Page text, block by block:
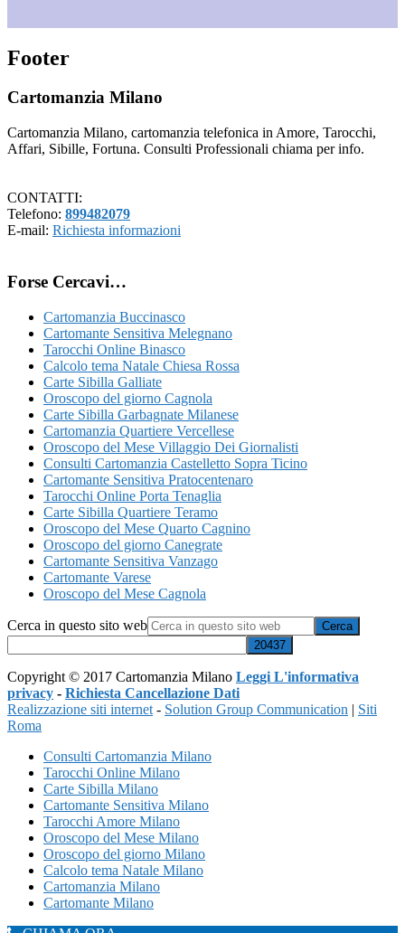
Footer
Cartomanzia Milano
Cartomanzia Milano, cartomanzia telefonica in Amore, Tarocchi,
Affari, Sibille, Fortuna. Consulti Professionali chiama per info.
CONTATTI:
Telefono: 899482079
E-mail: Richiesta informazioni
Forse Cercavi…
Cartomanzia Buccinasco
Cartomante Sensitiva Melegnano
Tarocchi Online Binasco
Calcolo tema Natale Chiesa Rossa
Carte Sibilla Galliate
Oroscopo del giorno Cagnola
Carte Sibilla Garbagnate Milanese
Cartomanzia Quartiere Vercellese
Oroscopo del Mese Villaggio Dei Giornalisti
Consulti Cartomanzia Castelletto Sopra Ticino
Cartomante Sensitiva Pratocentenaro
Tarocchi Online Porta Tenaglia
Carte Sibilla Quartiere Teramo
Oroscopo del Mese Quarto Cagnino
Oroscopo del giorno Canegrate
Cartomante Sensitiva Vanzago
Cartomante Varese
Oroscopo del Mese Cagnola
Cerca in questo sito web
Copyright © 2017 Cartomanzia Milano Leggi L'informativa
privacy - Richiesta Cancellazione Dati
Realizzazione siti internet - Solution Group Communication | Siti
Roma
Consulti Cartomanzia Milano
Tarocchi Online Milano
Carte Sibilla Milano
Cartomante Sensitiva Milano
Tarocchi Amore Milano
Oroscopo del Mese Milano
Oroscopo del giorno Milano
Calcolo tema Natale Milano
Cartomanzia Milano
Cartomante Milano